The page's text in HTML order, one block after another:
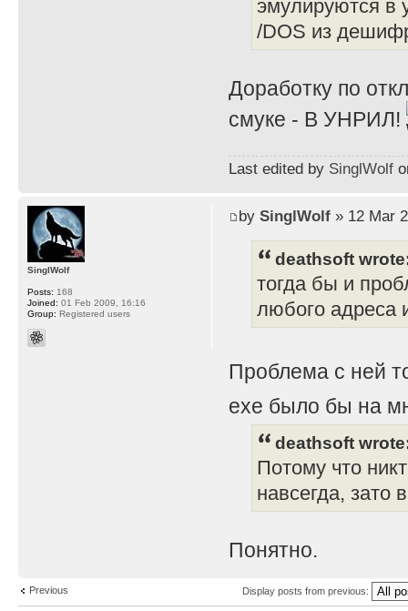
эмулируются в
/DOS из
Доработку по
смуке - В УНРИЛ!
Last edited by SinglWolf
by SinglWolf» 12 Mar
deathsoft
тогда бы и
любого адреса
Проблема с ней
exe было бы на
deathsoft
Потому что
навсегда, зато
Понятно.
SinglWolf
Posts: 168
Joined: 01 Feb 2009, 16:16
Group: Registered users
Previous Display posts from previous: